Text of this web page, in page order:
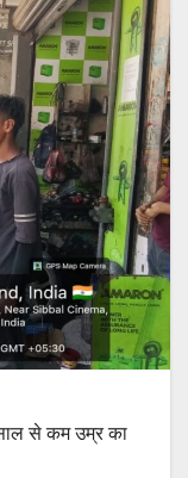
से कम उम्र का